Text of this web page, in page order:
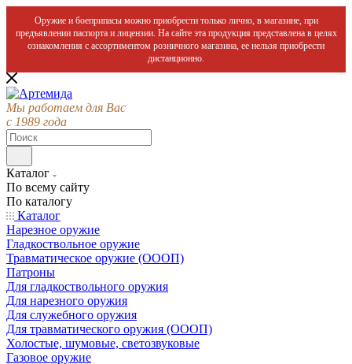
Оружие и боеприпасы можно приобрести только лично, в магазине, при
предъявлении паспорта и лицензии. На сайте эта продукция представлена в целях
ознакомления с ассортиментом розничного магазина, ее нельзя приобрести
дистанционно.
Мы работаем для Вас
с 1989 года
Каталог
По всему сайту
По каталогу
Каталог
Нарезное оружие
Гладкоствольное оружие
Травматическое оружие (ОООП)
Патроны
Для гладкоствольного оружия
Для нарезного оружия
Для служебного оружия
Для травматического оружия (ОООП)
Холостые, шумовые, светозвуковые
Газовое оружие